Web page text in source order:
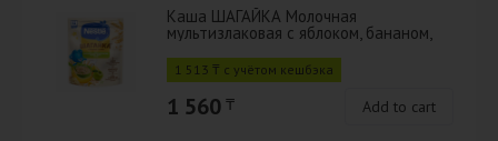
Каша ШАГАЙКА Молочная
мультизлаковая с яблоком, бананом,
бифидобактериями BL
1 513 ₸ с учётом кешбэка
1 560 ₸ Add to cart